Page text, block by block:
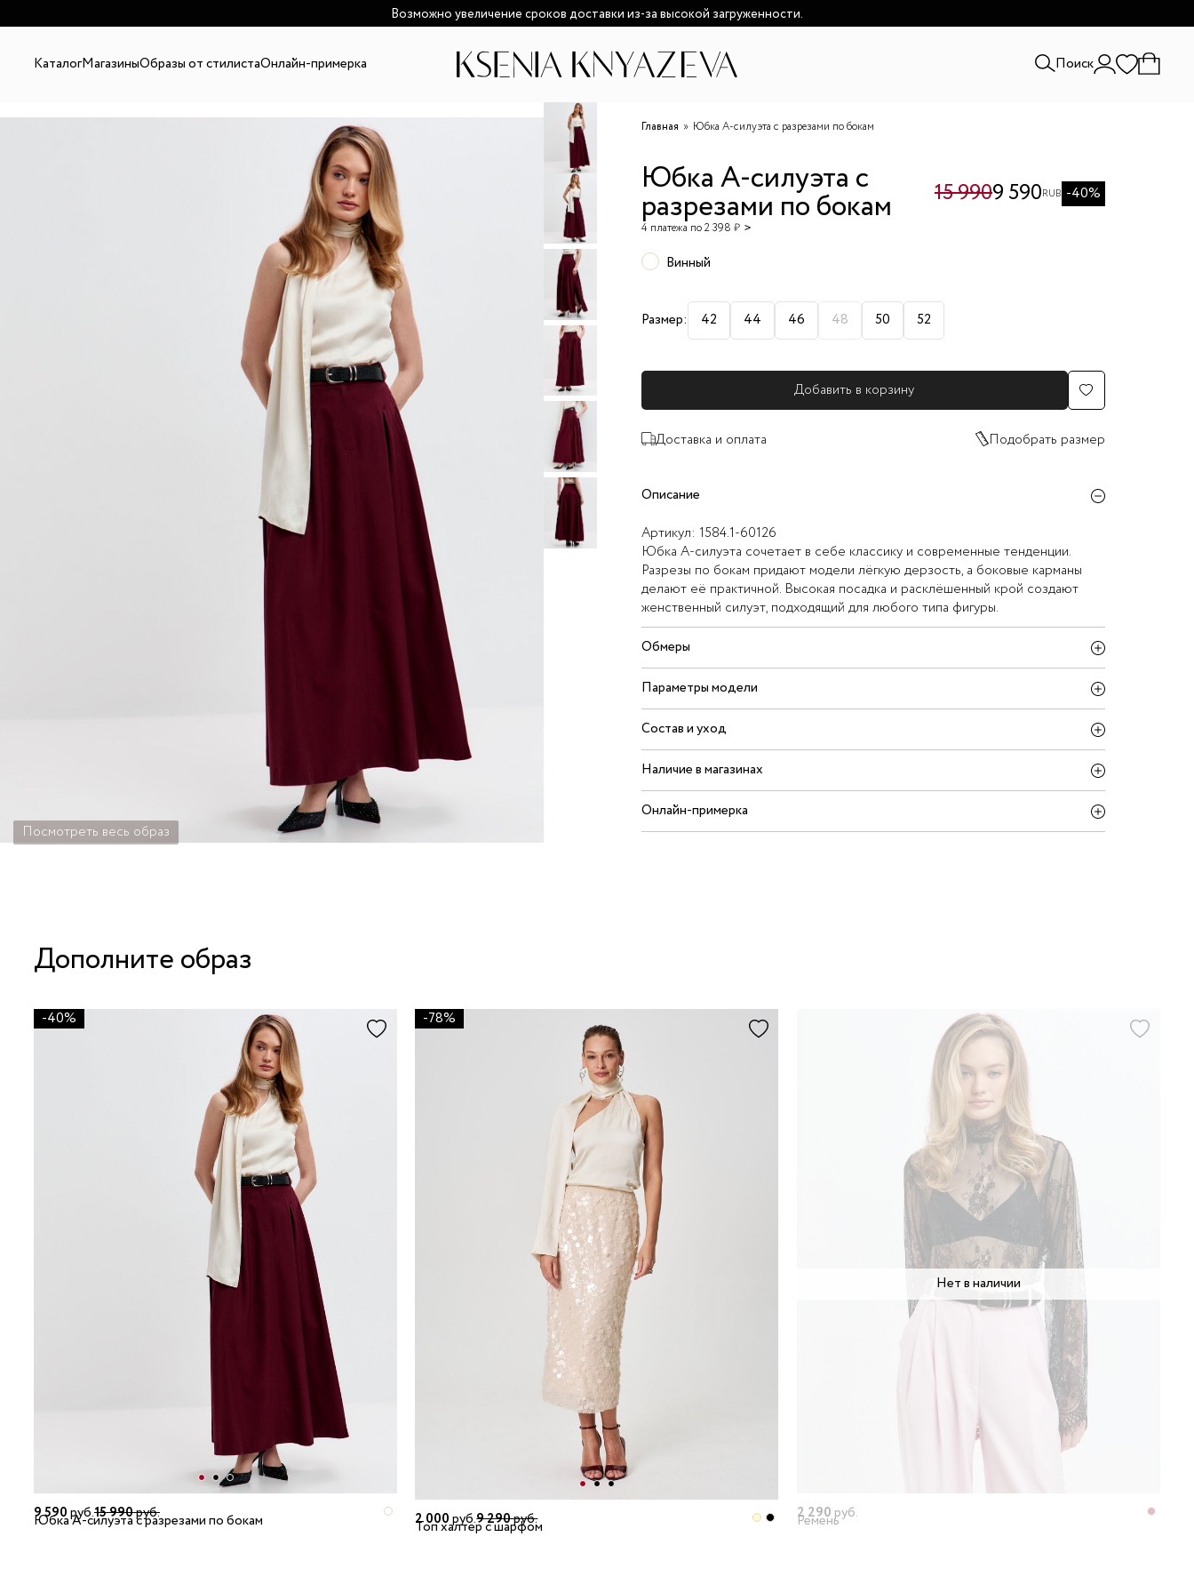
Возможно увеличение сроков доставки из-за высокой загруженности.
КаталогМагазиныОбразы от стилистаОнлайн-примерка Поиск
Посмотреть весь образ
Главная Юбка А-силуэта с разрезами по бокам
Юбка А-силуэта с
разрезами по бокам
4 платежа по 2 398 ₽
15 9909 590RUB -40%
Винный
Размер: 42 44 46 48 50 52
Добавить в корзину
Доставка и оплата Подобрать размер
Описание
Артикул: 1584.1-60126
Юбка А-силуэта сочетает в себе классику и современные тенденции.
Разрезы по бокам придают модели лёгкую дерзость, а боковые карманы
делают её практичной. Высокая посадка и расклёшенный крой создают
женственный силуэт, подходящий для любого типа фигуры.
Обмеры
Параметры модели
Состав и уход
Наличие в магазинах
Онлайн-примерка
Дополните образ
-40%
9 590руб.15 990руб.
Юбка А-силуэта с разрезами по бокам
-78%
2 000руб.9 290руб.
Топ халтер с шарфом
Нет в наличии
2 290 руб.
Ремень